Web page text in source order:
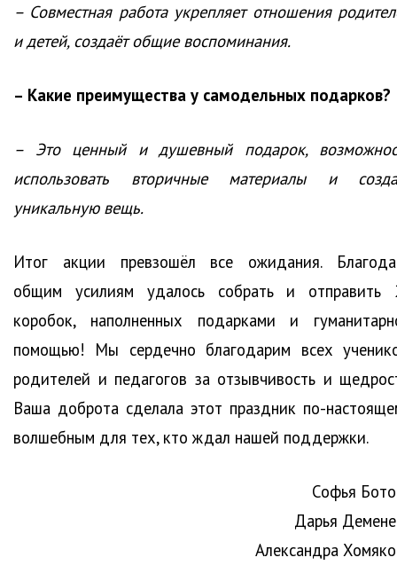
– Совместная работа укрепляет отношения
и детей, создаёт общие воспоминания.
– Какие преимущества у самодельных подарков?
– Это ценный и душевный подарок,
использовать вторичные материалы и
уникальную вещь.
Итог акции превзошёл все ожидания.
общим усилиям удалось собрать и отправить
коробок, наполненных подарками и
помощью! Мы сердечно благодарим всех
родителей и педагогов за отзывчивость и
Ваша доброта сделала этот праздник по-
волшебным для тех, кто ждал нашей поддержки.
Софья
Дарья
Александра